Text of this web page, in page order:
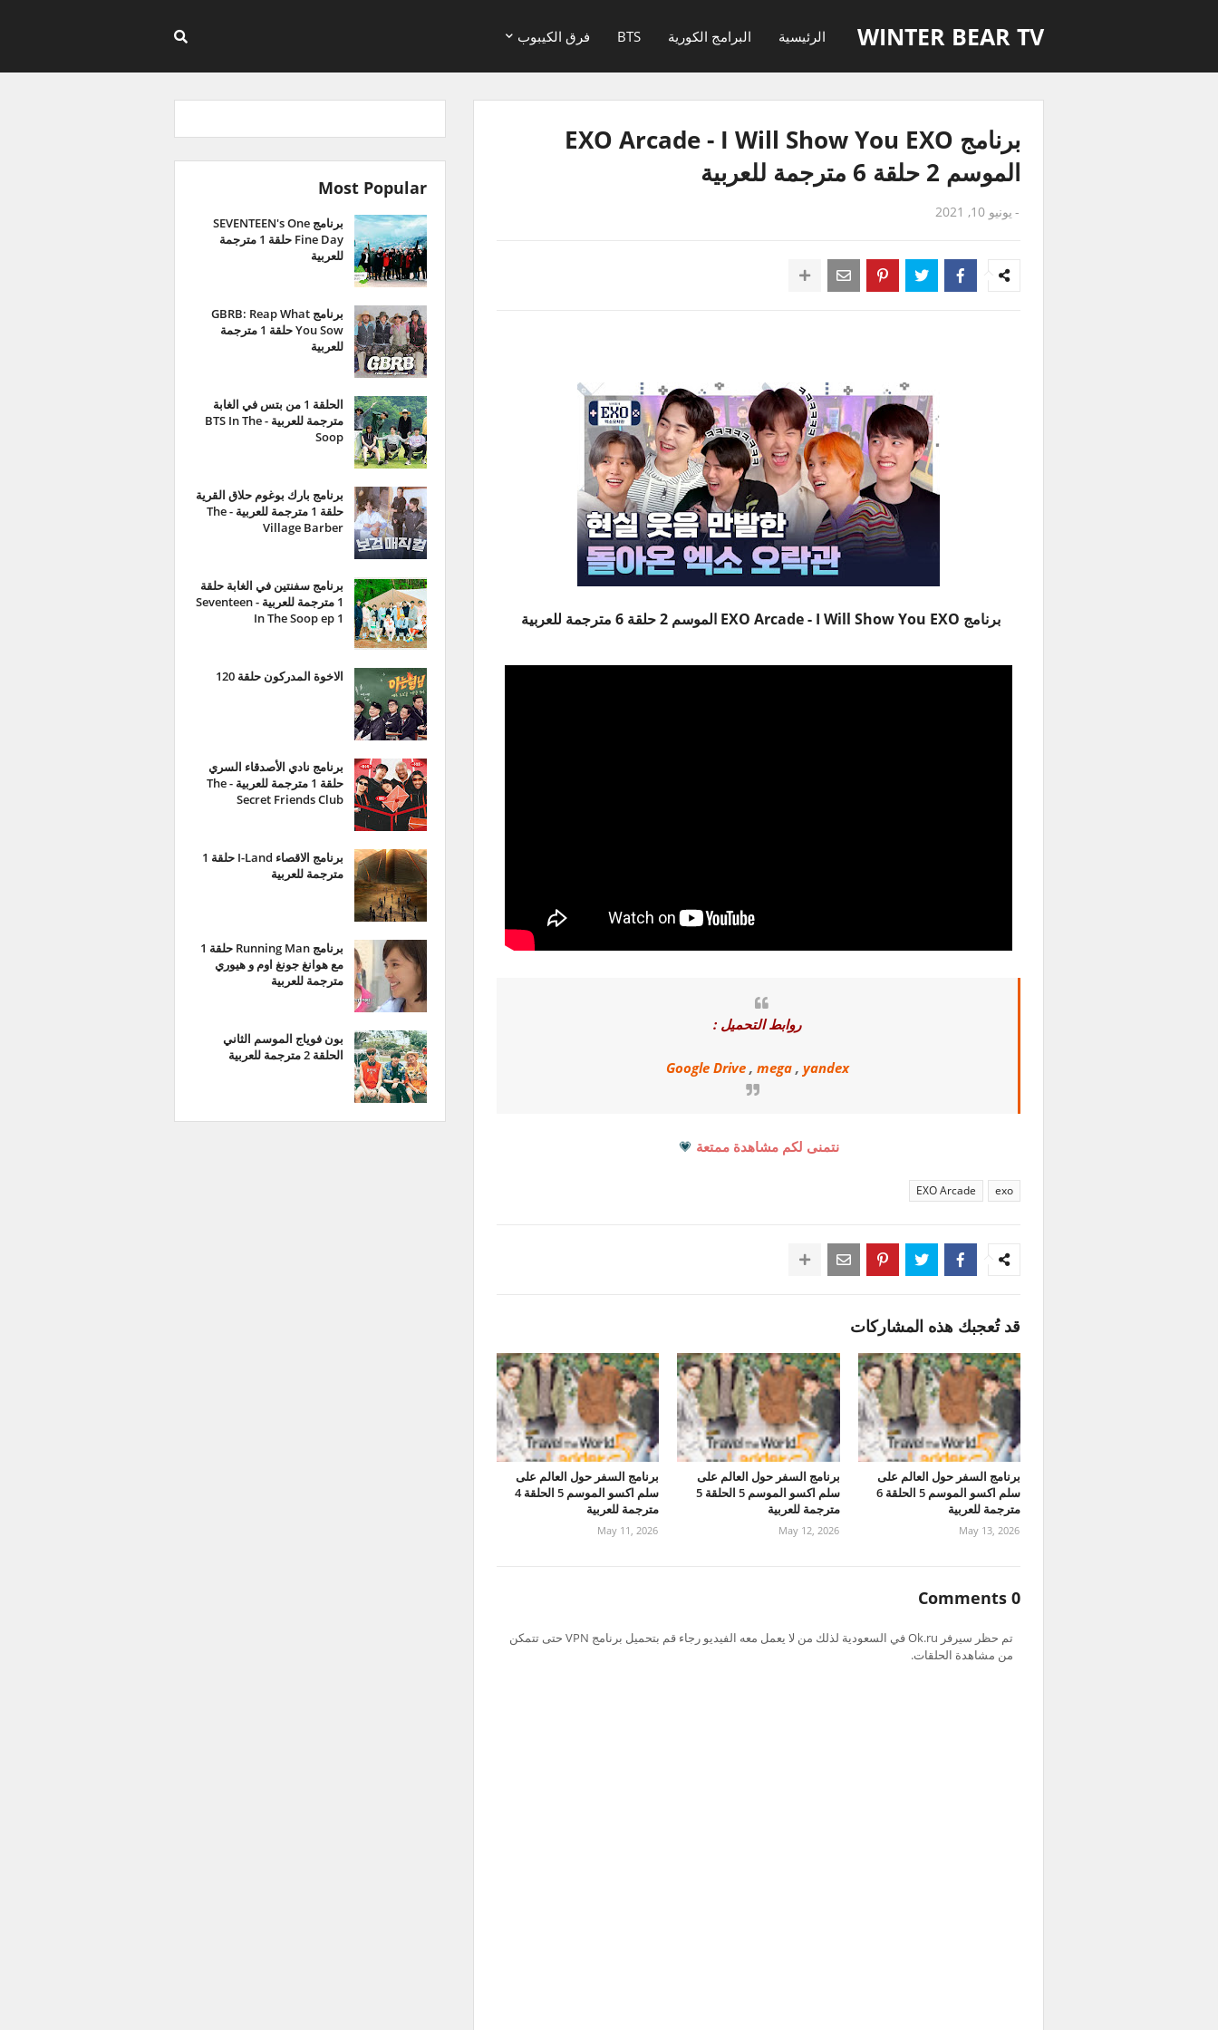
WINTER BEAR TV الرئيسية البرامج الكورية BTS فرق الكيبوب
برنامج EXO Arcade - I Will Show You EXO
الموسم 2 حلقة 6 مترجمة للعربية
- يونيو 10, 2021
برنامج EXO Arcade - I Will Show You EXO الموسم 2 حلقة 6 مترجمة للعربية
روابط التحميل :
Google Drive, mega, yandex
نتمنى لكم مشاهدة ممتعة 💗
exo
EXO Arcade
قد تُعجبك هذه المشاركات
برنامج السفر حول العالم على
سلم اكسو الموسم 5 الحلقة 6
مترجمة للعربية
May 13, 2026
برنامج السفر حول العالم على
سلم اكسو الموسم 5 الحلقة 5
مترجمة للعربية
May 12, 2026
برنامج السفر حول العالم على
سلم اكسو الموسم 5 الحلقة 4
مترجمة للعربية
May 11, 2026
0 Comments
تم حظر سيرفر Ok.ru في السعودية لذلك من لا يعمل معه الفيديو رجاء قم بتحميل برنامج VPN حتى تتمكن
من مشاهدة الحلقات.
Most Popular
برنامج SEVENTEEN's One
Fine Day حلقة 1 مترجمة
للعربية
برنامج GBRB: Reap What
You Sow حلقة 1 مترجمة
للعربية
الحلقة 1 من بتس في الغابة
مترجمة للعربية - BTS In The
Soop
برنامج بارك بوغوم حلاق القرية
حلقة 1 مترجمة للعربية - The
Village Barber
برنامج سفنتين في الغابة حلقة
1 مترجمة للعربية - Seventeen
In The Soop ep 1
الاخوة المدركون حلقة 120
برنامج نادي الأصدقاء السري
حلقة 1 مترجمة للعربية - The
Secret Friends Club
برنامج الاقصاء I-Land حلقة 1
مترجمة للعربية
برنامج Running Man حلقة 1
مع هوانغ جونغ اوم و هيوري
مترجمة للعربية
بون فوياج الموسم الثاني
الحلقة 2 مترجمة للعربية